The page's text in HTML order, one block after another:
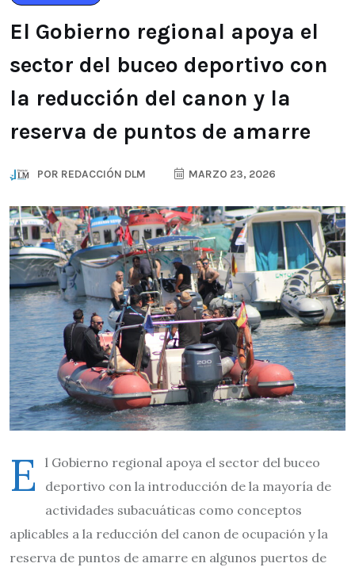
El Gobierno regional apoya el
sector del buceo deportivo con
la reducción del canon y la
reserva de puntos de amarre
POR REDACCIÓN DLM MARZO 23, 2026
E
l Gobierno regional apoya el sector del buceo
deportivo con la introducción de la mayoría de
actividades subacuáticas como conceptos
aplicables a la reducción del canon de ocupación y la
reserva de puntos de amarre en algunos puertos de